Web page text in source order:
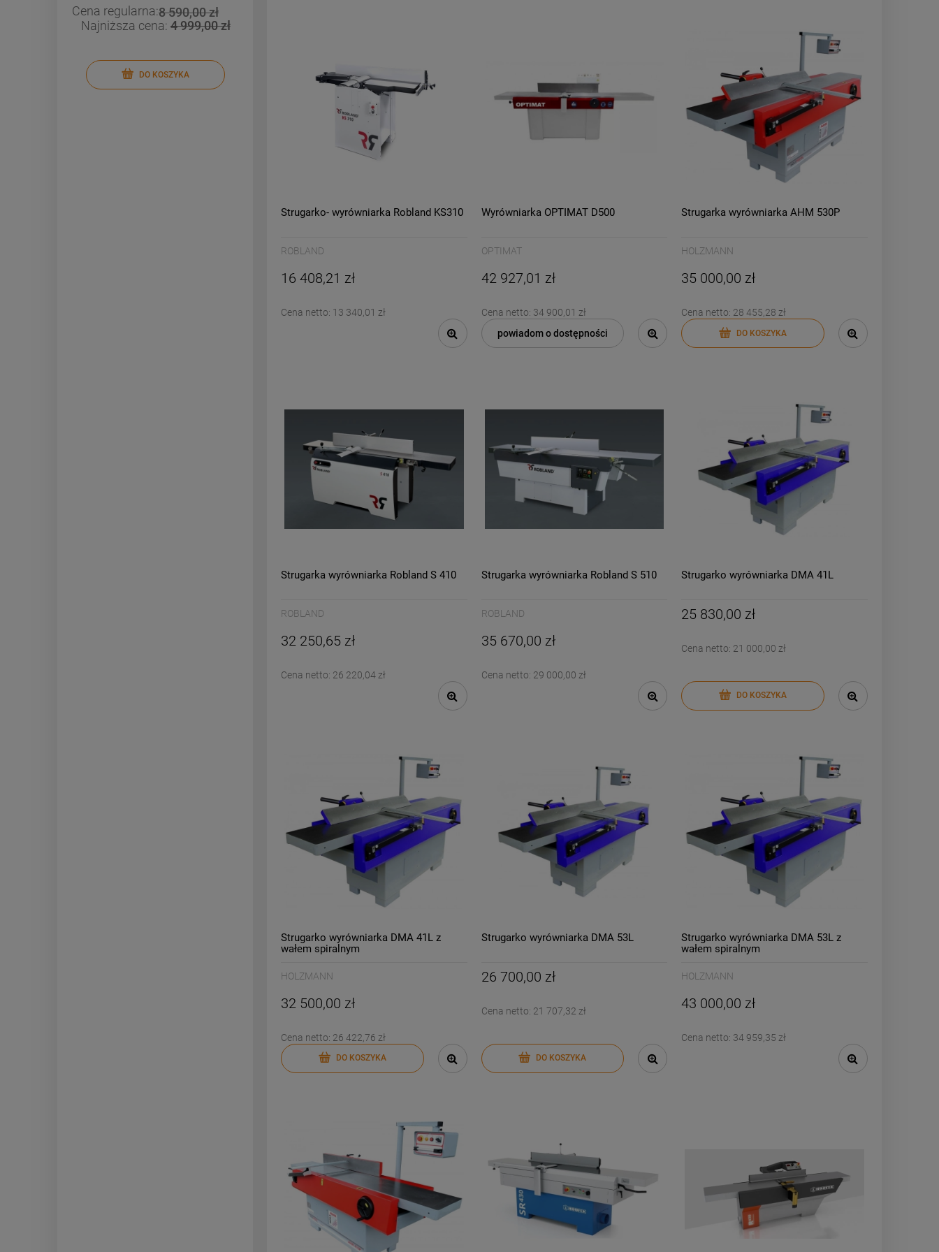
Cena regularna:8 590,00 zł
Najniższa cena: 4 999,00 zł
DO KOSZYKA DO KOSZYKA
Strugarko- wyrówniarka Robland KS310
ROBLAND
16 408,21 zł
Cena netto: 13 340,01 zł
Wyrówniarka OPTIMAT D500
OPTIMAT
42 927,01 zł
Cena netto: 34 900,01 zł
powiadom o dostępności
Strugarka wyrówniarka AHM 530P
HOLZMANN
35 000,00 zł
Cena netto: 28 455,28 zł
DO KOSZYKA
Strugarka wyrówniarka Robland S 410
ROBLAND
32 250,65 zł
Cena netto: 26 220,04 zł
Strugarka wyrówniarka Robland S 510
ROBLAND
35 670,00 zł
Cena netto: 29 000,00 zł
Strugarko wyrówniarka DMA 41L
25 830,00 zł
Cena netto: 21 000,00 zł
DO KOSZYKA
Strugarko wyrówniarka DMA 41L z
wałem spiralnym
HOLZMANN
32 500,00 zł
Cena netto: 26 422,76 zł
DO KOSZYKA
Strugarko wyrówniarka DMA 53L
26 700,00 zł
Cena netto: 21 707,32 zł
DO KOSZYKA
Strugarko wyrówniarka DMA 53L z
wałem spiralnym
HOLZMANN
43 000,00 zł
Cena netto: 34 959,35 zł